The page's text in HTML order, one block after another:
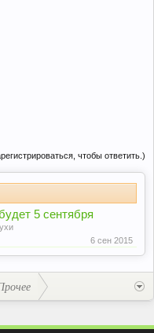
чтобы ответить.)
5 сентября
6 сен 2015